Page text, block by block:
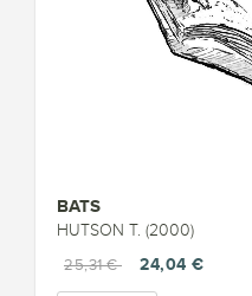
BATS
HUTSON T. (2000)
25,31 €
24,04 €